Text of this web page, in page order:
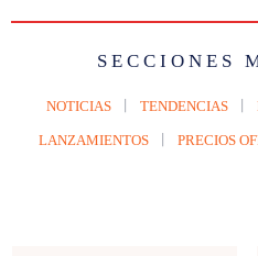
SECCIONES
NOTICIAS TENDENCIAS
LANZAMIENTOS PRECIOS